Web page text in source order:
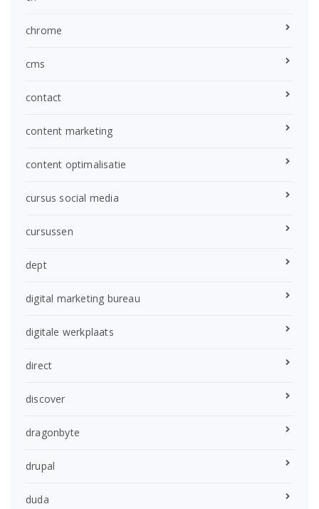
chrome
cms
contact
content marketing
content optimalisatie
cursus social media
cursussen
dept
digital marketing bureau
digitale werkplaats
direct
discover
dragonbyte
drupal
duda